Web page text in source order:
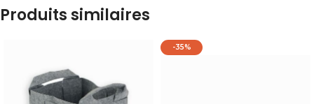
Produits similaires
-35%